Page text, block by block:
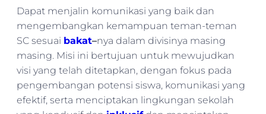
Dapat menjalin komunikasi yang baik dan
mengembangkan kemampuan teman-teman
SC sesuai bakat–nya dalam divisinya masing
masing. Misi ini bertujuan untuk mewujudkan
visi yang telah ditetapkan, dengan fokus pada
pengembangan potensi siswa, komunikasi yang
efektif, serta menciptakan lingkungan sekolah